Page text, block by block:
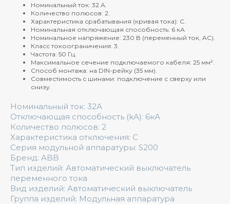
Номинальный ток: 32 А.
Количество полюсов: 2.
Характеристика срабатывания (кривая тока): С.
Номинальная отключающая способность: 6 кА
Номинальное напряжение: 230 В (переменный ток, AC).
Класс токоограничения: 3.
Частота: 50 Гц.
Максимальное сечение подключаемого кабеля: 25 мм².
Способ монтажа: на DIN-рейку (35 мм).
Совместимость с шинами: подключение с сверху или
снизу.
Номинальный ток: 32А
Отключающая способность (kA): 6кА
Количество полюсов: 2
Характеристика отключения: C
Серия модульной аппаратуры: S200
Бренд: ABB
Тип изделий: Автоматический выключатель
переменного тока
Вид изделий: Автоматический выключатель
Группа изделий: Модульная аппаратура